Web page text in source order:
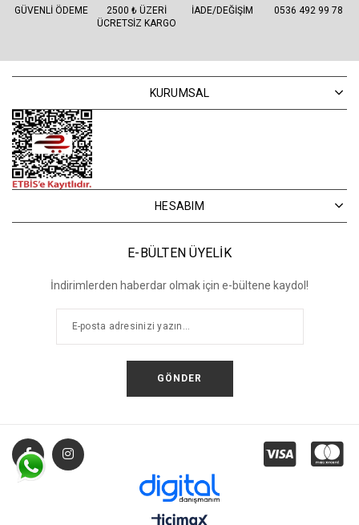
GÜVENLI ÖDEME
2500 ₺ ÜZERI
ÜCRETSIZ KARGO
İADE/DEĞIŞIM 0536 492 99 78
KURUMSAL
HESABIM
E-BÜLTEN ÜYELİK
İndirimlerden haberdar olmak için e-bültene kaydol!
GÖNDER